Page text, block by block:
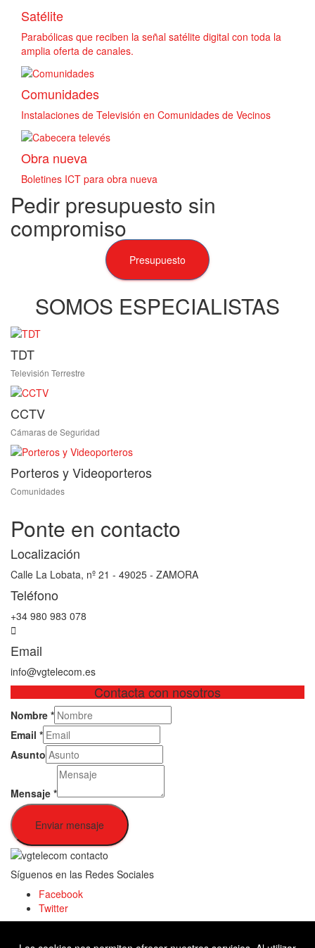
Satélite
Parabólicas que reciben la señal satélite digital con toda la
amplia oferta de canales.
Comunidades
Instalaciones de Televisión en Comunidades de Vecinos
Obra nueva
Boletines ICT para obra nueva
Pedir presupuesto sin
compromiso
Presupuesto
SOMOS ESPECIALISTAS
TDT
Televisión Terrestre
CCTV
Cámaras de Seguridad
Porteros y Videoporteros
Comunidades
Ponte en contacto
Localización
Calle La Lobata, nº 21 - 49025 - ZAMORA
Teléfono
+34 980 983 078
Email
info@vgtelecom.es
Contacta con nosotros
Nombre *
Email *
Asunto
Mensaje *
Enviar mensaje
Síguenos en las Redes Sociales
Facebook
Twitter